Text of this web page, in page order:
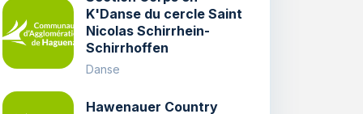
K'Danse du cercle Saint
Nicolas Schirrhein-
Schirrhoffen
Danse
Hawenauer Country